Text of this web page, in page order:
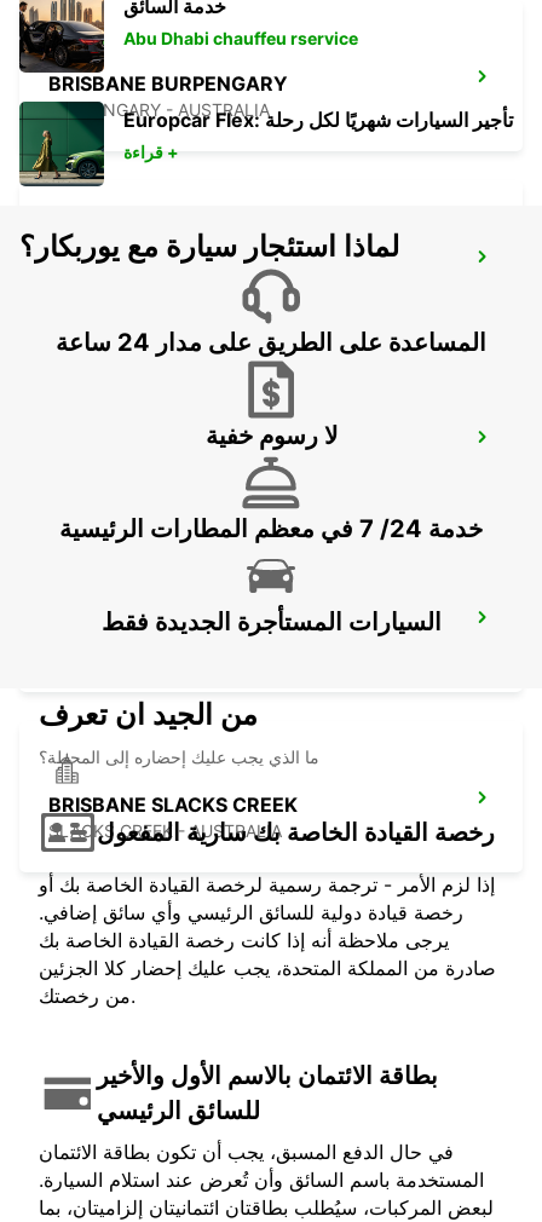
BRISBANE BURPENGARY
BURPENGARY - AUSTRALIA
BRISBANE CANNON HILL
BRISBANE MANSFIELD
MANSFIELD - AUSTRALIA
BRISBANE ARCHERFIELD
BRISBANE SLACKS CREEK
SLACKS CREEK - AUSTRALIA
خدمة السائق
Abu Dhabi chauffeu rservice
Europcar Flex: تأجير السيارات شهريًا لكل رحلة
قراءة +
لماذا استئجار سيارة مع يوربكار؟
المساعدة على الطريق على مدار 24 ساعة
لا رسوم خفية
خدمة 24/ 7 في معظم المطارات الرئيسية
السيارات المستأجرة الجديدة فقط
من الجيد ان تعرف
ما الذي يجب عليك إحضاره إلى المحطة؟
رخصة القيادة الخاصة بك سارية المفعول
إذا لزم الأمر - ترجمة رسمية لرخصة القيادة الخاصة بك أو
رخصة قيادة دولية للسائق الرئيسي وأي سائق إضافي.
يرجى ملاحظة أنه إذا كانت رخصة القيادة الخاصة بك
صادرة من المملكة المتحدة، يجب عليك إحضار كلا الجزئين
من رخصتك.
بطاقة الائتمان بالاسم الأول والأخير
للسائق الرئيسي
في حال الدفع المسبق، يجب أن تكون بطاقة الائتمان
المستخدمة باسم السائق وأن تُعرض عند استلام السيارة.
لبعض المركبات، سيُطلب بطاقتان ائتمانيتان إلزاميتان، بما